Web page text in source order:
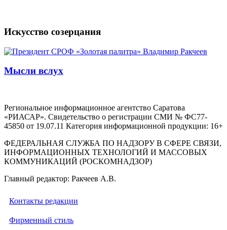
Искусство созерцания
Мысли вслух
Региональное информационное агентство Саратова
«РИАСАР». Свидетельство о регистрации СМИ № ФС77-
45850 от 19.07.11 Категория информационной продукции: 16+
ФЕДЕРАЛЬНАЯ СЛУЖБА ПО НАДЗОРУ В СФЕРЕ СВЯЗИ,
ИНФОРМАЦИОННЫХ ТЕХНОЛОГИЙ И МАССОВЫХ
КОММУНИКАЦИЙ (РОСКОМНАДЗОР)
Главный редактор: Ракчеев А.В.
Контакты редакции
Фирменный стиль